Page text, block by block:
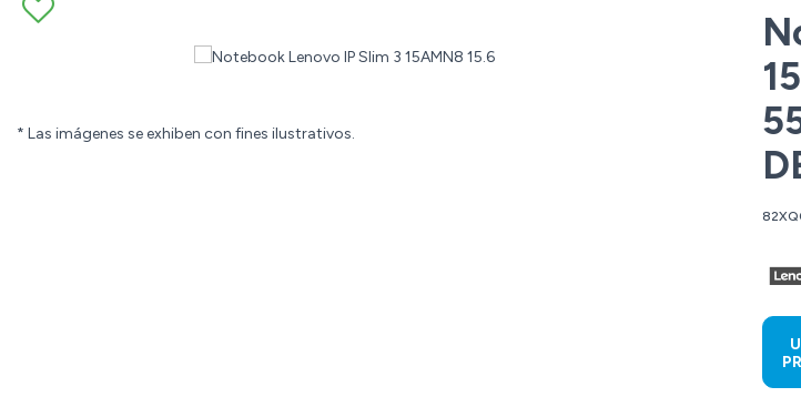
* Las imágenes se exhiben con fines ilustrativos.